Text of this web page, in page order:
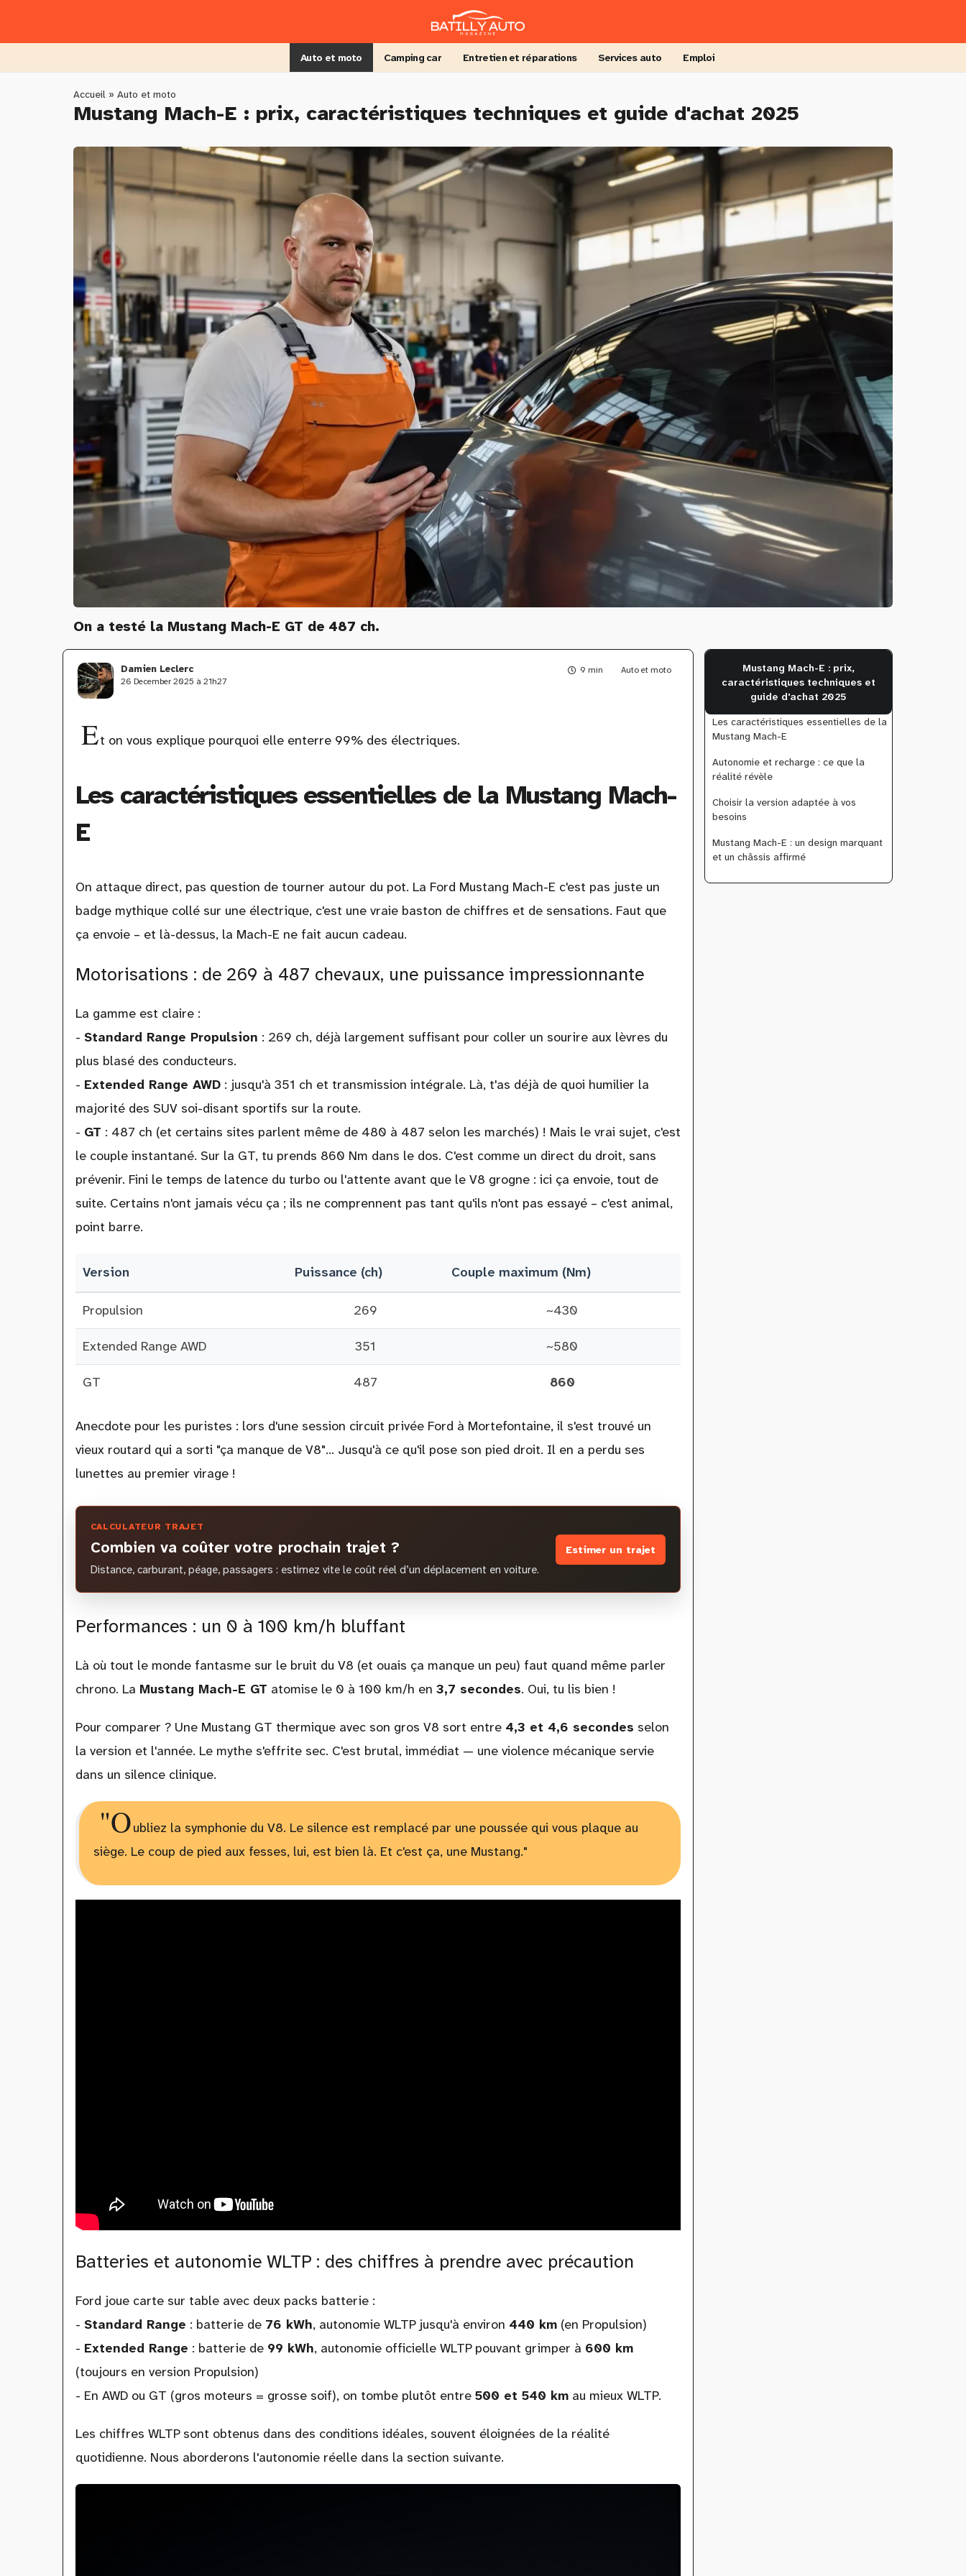
Auto et moto Camping car Entretien et réparations Services auto Emploi
You
are
here
Accueil » Auto et moto
Mustang Mach-E : prix, caractéristiques techniques et guide d'achat 2025
On a testé la Mustang Mach-E GT de 487 ch.
9 min Auto et moto
Damien Leclerc
26 December 2025 à 21h27
Et on vous explique pourquoi elle enterre 99% des électriques.
Les caractéristiques essentielles de la Mustang Mach-
E
On attaque direct, pas question de tourner autour du pot. La Ford Mustang Mach-E c'est pas juste un
badge mythique collé sur une électrique, c'est une vraie baston de chiffres et de sensations. Faut que
ça envoie – et là-dessus, la Mach-E ne fait aucun cadeau.
Motorisations : de 269 à 487 chevaux, une puissance impressionnante
La gamme est claire :
- Standard Range Propulsion : 269 ch, déjà largement suffisant pour coller un sourire aux lèvres du
plus blasé des conducteurs.
- Extended Range AWD: jusqu'à 351 ch et transmission intégrale. Là, t'as déjà de quoi humilier la
majorité des SUV soi-disant sportifs sur la route.
- GT : 487 ch (et certains sites parlent même de 480 à 487 selon les marchés) ! Mais le vrai sujet, c'est
le couple instantané. Sur la GT, tu prends 860 Nm dans le dos. C'est comme un direct du droit, sans
prévenir. Fini le temps de latence du turbo ou l'attente avant que le V8 grogne : ici ça envoie, tout de
suite. Certains n'ont jamais vécu ça ; ils ne comprennent pas tant qu'ils n'ont pas essayé – c'est animal,
point barre.
Version Puissance (ch) Couple maximum (Nm)
Propulsion 269 ~430
Extended Range AWD 351 ~580
GT 487 860
Anecdote pour les puristes : lors d'une session circuit privée Ford à Mortefontaine, il s'est trouvé un
vieux routard qui a sorti "ça manque de V8"... Jusqu'à ce qu'il pose son pied droit. Il en a perdu ses
lunettes au premier virage !
CALCULATEUR TRAJET
Combien va coûter votre prochain trajet ?
Distance, carburant, péage, passagers : estimez vite le coût réel d’un déplacement en voiture.
Estimer un trajet
Performances : un 0 à 100 km/h bluffant
Là où tout le monde fantasme sur le bruit du V8 (et ouais ça manque un peu) faut quand même parler
chrono. La Mustang Mach-E GT atomise le 0 à 100 km/h en 3,7 secondes. Oui, tu lis bien !
Pour comparer ? Une Mustang GT thermique avec son gros V8 sort entre 4,3 et 4,6 secondes selon
la version et l'année. Le mythe s'effrite sec. C'est brutal, immédiat — une violence mécanique servie
dans un silence clinique.
"Oubliez la symphonie du V8. Le silence est remplacé par une poussée qui vous plaque au
siège. Le coup de pied aux fesses, lui, est bien là. Et c'est ça, une Mustang."
Batteries et autonomie WLTP : des chiffres à prendre avec précaution
Ford joue carte sur table avec deux packs batterie :
- Standard Range : batterie de 76 kWh, autonomie WLTP jusqu'à environ 440 km(en Propulsion)
- Extended Range : batterie de 99 kWh, autonomie officielle WLTP pouvant grimper à 600 km
(toujours en version Propulsion)
- En AWD ou GT (gros moteurs = grosse soif), on tombe plutôt entre 500 et 540 kmau mieux WLTP.
Les chiffres WLTP sont obtenus dans des conditions idéales, souvent éloignées de la réalité
quotidienne. Nous aborderons l'autonomie réelle dans la section suivante.
Mustang Mach-E : prix,
caractéristiques techniques et
guide d'achat 2025
Les caractéristiques essentielles de la
Mustang Mach-E
Autonomie et recharge : ce que la
réalité révèle
Choisir la version adaptée à vos
besoins
Mustang Mach-E : un design marquant
et un châssis affirmé